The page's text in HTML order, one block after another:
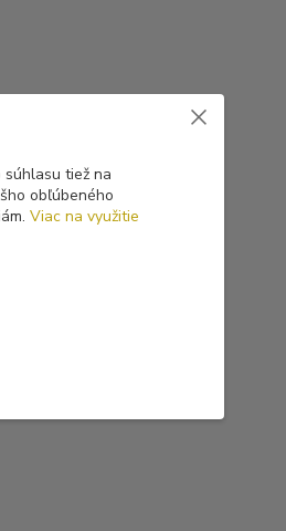
tiež na
obľúbeného
Viac na využitie